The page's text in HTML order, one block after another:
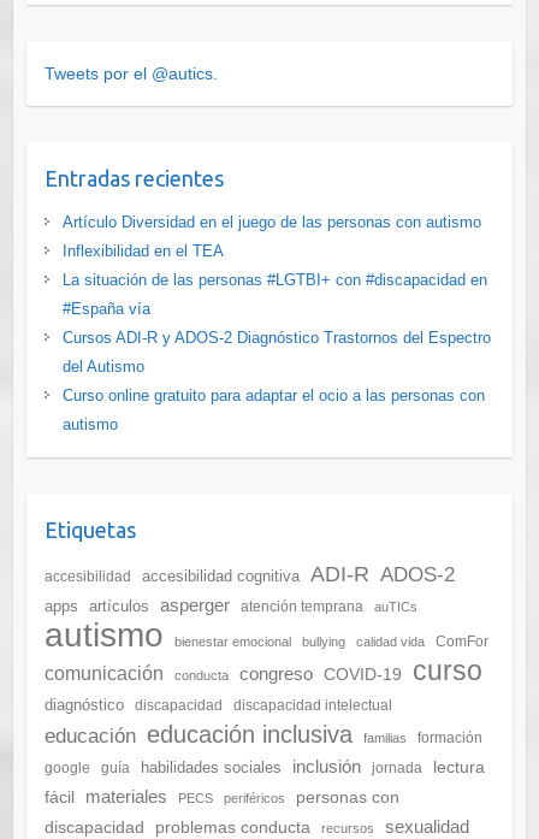
Tweets por el @autics.
Entradas recientes
Artículo Diversidad en el juego de las personas con autismo
Inflexibilidad en el TEA
La situación de las personas #LGTBI+ con #discapacidad en
#España vía
Cursos ADI-R y ADOS-2 Diagnóstico Trastornos del Espectro
del Autismo
Curso online gratuito para adaptar el ocio a las personas con
autismo
Etiquetas
accesibilidad accesibilidad cognitiva ADI-R ADOS-2
apps artículos asperger atención temprana auTICs
autismo bienestar emocional bullying calidad vida ComFor
comunicación conducta congreso COVID-19 curso
diagnóstico discapacidad discapacidad intelectual
educación educación inclusiva familias
formación
google
guía habilidades sociales inclusión jornada
lectura
fácil
materiales PECS periféricos
personas con
discapacidad
problemas conducta recursos sexualidad